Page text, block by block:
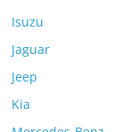
Isuzu
Jaguar
Jeep
Kia